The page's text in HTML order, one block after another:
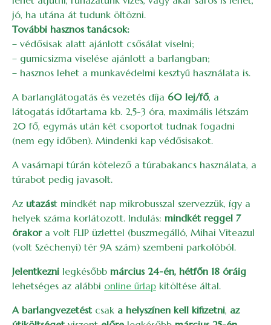
jó, ha utána át tudunk öltözni.
További hasznos tanácsok:
– védősisak alatt ajánlott csősálat viselni;
– gumicsizma viselése ajánlott a barlangban;
– hasznos lehet a munkavédelmi kesztyű használata is.
A barlanglátogatás és vezetés díja 60 lej/fő, a
látogatás időtartama kb. 2,5-3 óra, maximális létszám
20 fő, egymás után két csoportot tudnak fogadni
(nem egy időben). Mindenki kap védősisakot.
A vasárnapi túrán kötelező a túrabakancs használata, a
túrabot pedig javasolt.
Az utazást mindkét nap mikrobusszal szervezzük, így a
helyek száma korlátozott. Indulás: mindkét reggel 7
órakor a volt FLIP üzlettel (buszmegálló, Mihai Viteazul
(volt Széchenyi) tér 9A szám) szembeni parkolóból.
Jelentkezni legkésőbb március 24-én, hétfőn 18 óráig
lehetséges az alábbi online űrlap kitöltése által.
A barlangvezetést csak a helyszínen kell kifizetni, az